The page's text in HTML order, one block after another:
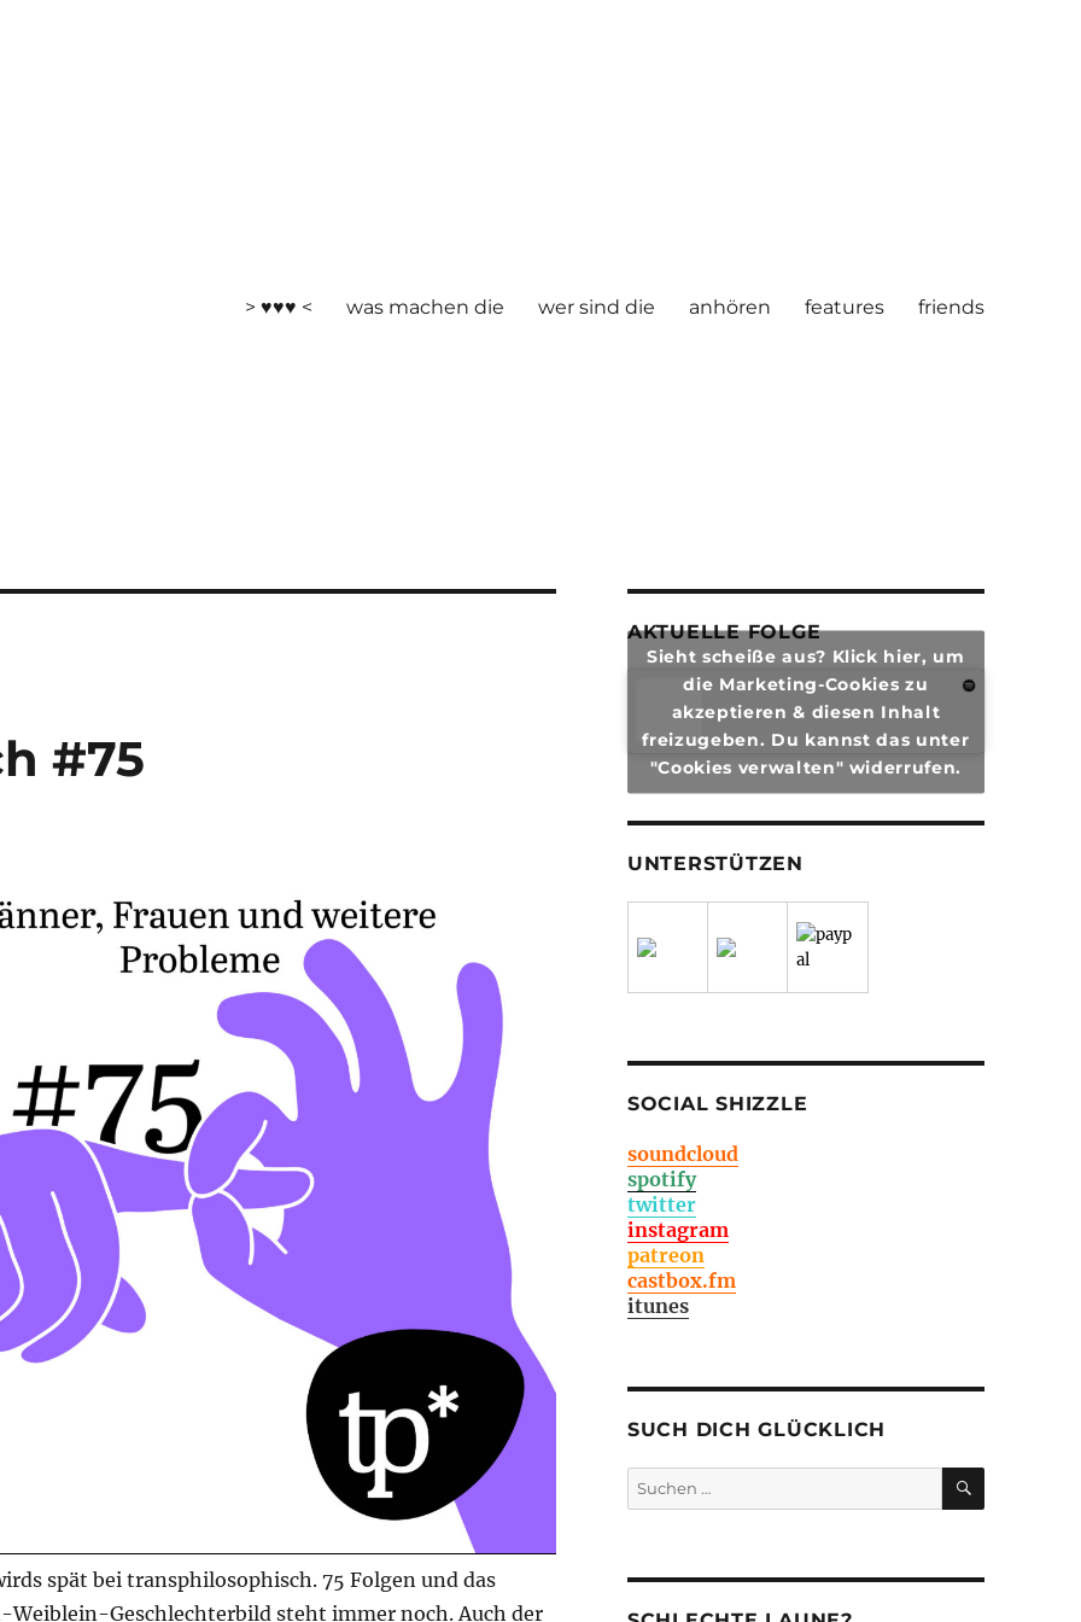
> ♥♥♥ < was machen die wer sind die anhören features friends
#75
spät bei transphilosophisch. 75 Folgen und das
Geschlechterbild steht immer noch. Auch der
AKTUELLE FOLGE
Sieht scheiße aus? Klick hier, um
die Marketing-Cookies zu
akzeptieren & diesen Inhalt
freizugeben. Du kannst das unter
"Cookies verwalten" widerrufen.
UNTERSTÜTZEN
SOCIAL SHIZZLE
soundcloud
spotify
twitter
instagram
patreon
castbox.fm
itunes
SUCH DICH GLÜCKLICH
Suchen
nach:
SUCHEN